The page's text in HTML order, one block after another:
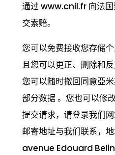
通过 www.cnil.fr 向法
交索赔。
您可以免费接收您存储
且您可以更正、删除和
您可以随时撤回同意亞
部分数据 。您也可以修
提交请求，请登录我们
邮寄地址与我们联系，
avenue Edouard